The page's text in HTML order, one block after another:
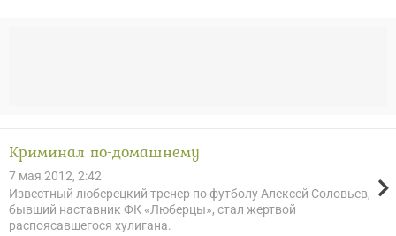
Криминал по-домашнему
7 мая 2012, 2:42
Известный люберецкий тренер по футболу Алексей Соловьев,
бывший наставник ФК «Люберцы», стал жертвой
распоясавшегося хулигана.